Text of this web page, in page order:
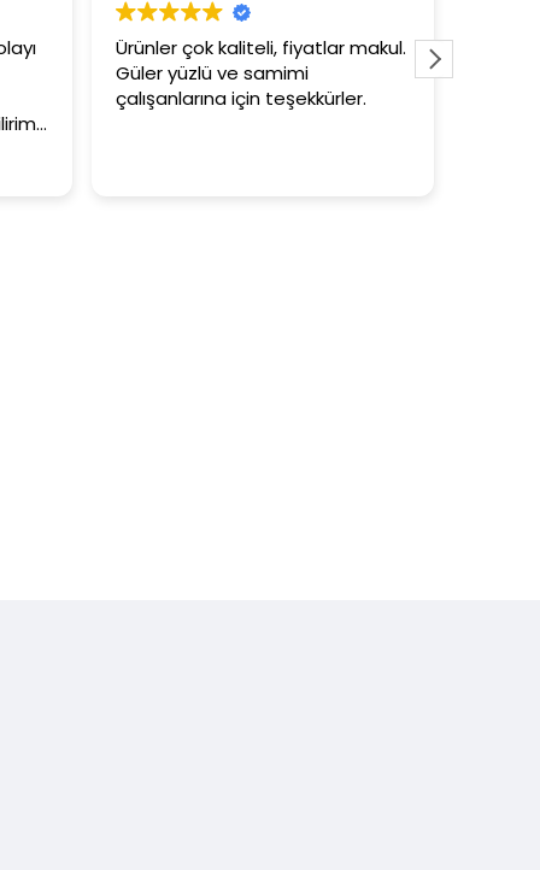
fiyatlar makul.
samimi
teşekkürler.
3+1 evin kagidini kapataslak ne
tutar